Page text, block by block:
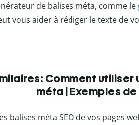
de balises méta, comme le
vous aider à rédiger le texte de
Comment utiliser
méta | Exemples
balises méta SEO de vos pages